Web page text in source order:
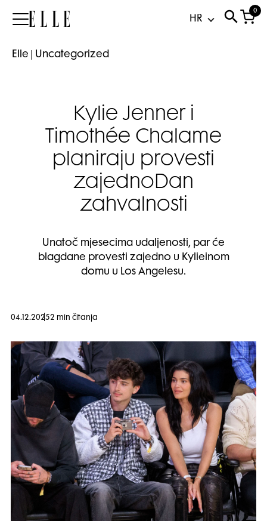
Elle
0
Elle Uncategorized
Kylie Jenner i
Timothée Chalame
planiraju provesti
zajednoDan
zahvalnosti
Unatoč mjesecima udaljenosti, par će
blagdane provesti zajedno u Kylieinom
domu u Los Angelesu.
04.12.20252 min čitanja